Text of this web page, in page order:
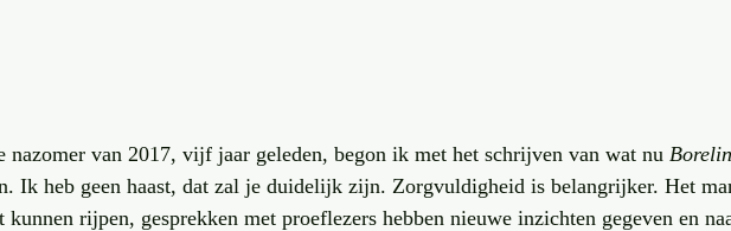
nazomer van 2017, vijf jaar geleden, begon ik met het schrijven van wat nu
Ik heb geen haast, dat zal je duidelijk zijn. Zorgvuldigheid is belangrijker. Het
kunnen rijpen, gesprekken met proeflezers hebben nieuwe inzichten gegeven en